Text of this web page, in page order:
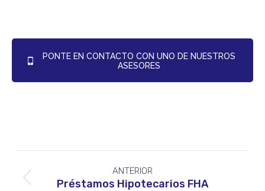
PONTE EN CONTACTO CON UNO DE NUESTROS
ASESORES
entre
ANTERIOR
Proyecto
Préstamos Hipotecarios FHA